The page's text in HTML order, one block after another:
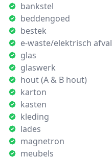
bankstel
beddengoed
bestek
e-waste/elektrisch
glas
glaswerk
hout (A & B hout)
karton
kasten
kleding
lades
magnetron
meubels